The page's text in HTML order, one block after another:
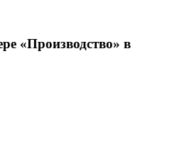
«Производство» в